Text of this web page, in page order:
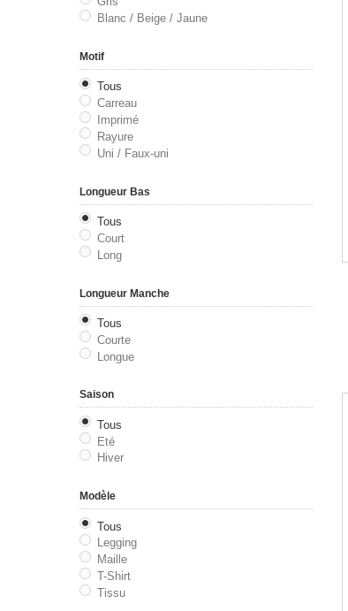
Blanc / Beige / Jaune
Motif
Tous
Carreau
Imprimé
Rayure
Uni / Faux-uni
Longueur Bas
Tous
Court
Long
Longueur Manche
Tous
Courte
Longue
Saison
Tous
Eté
Hiver
Modèle
Tous
Legging
Maille
T-Shirt
Tissu